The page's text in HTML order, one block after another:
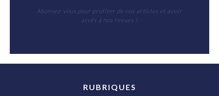
Abonnez-vous pour profiter de nos articles et avoir
accès à nos revues !
RUBRIQUES